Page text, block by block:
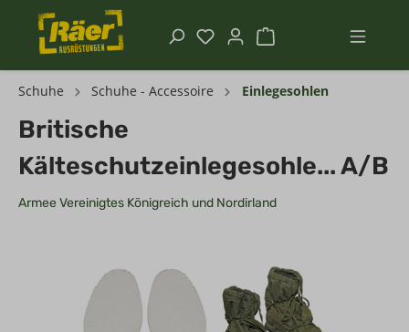
Schuhe Schuhe - Accessoire Einlegesohlen
Britische
Kälteschutzeinlegesohle... A/B
Armee Vereinigtes Königreich und Nordirland